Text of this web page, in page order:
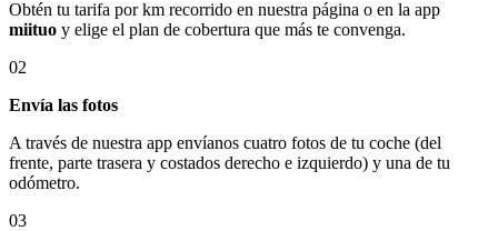
Obtén tu tarifa por km recorrido en nuestra página o en la app
miituo y elige el plan de cobertura que más te convenga.
02
Envía las fotos
A través de nuestra app envíanos cuatro fotos de tu coche (del
frente, parte trasera y costados derecho e izquierdo) y una de tu
odómetro.
03